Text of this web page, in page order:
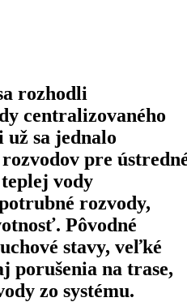
rozhodli
centralizovaného
už sa jednalo
pre
vody
rozvody,
Pôvodné
stavy, veľké
porušenia na trase,
zo systému.